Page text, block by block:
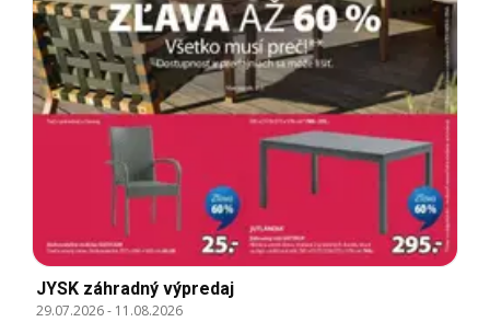
JYSK záhradný výpredaj
29.07.2026- 11.08.2026